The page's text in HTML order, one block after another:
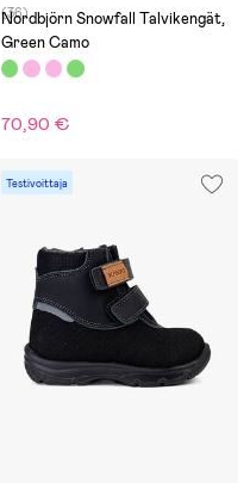
(36)
Nordbjörn Snowfall Talvikengät,
Green Camo
70,90 €
Testivoittaja